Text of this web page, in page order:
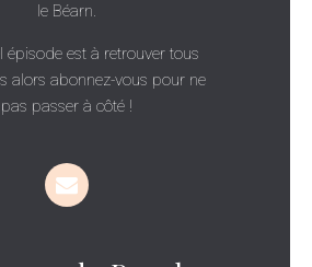
le Béarn.
épisode est à retrouver tous
alors abonnez-vous pour ne
pas passer à côté !